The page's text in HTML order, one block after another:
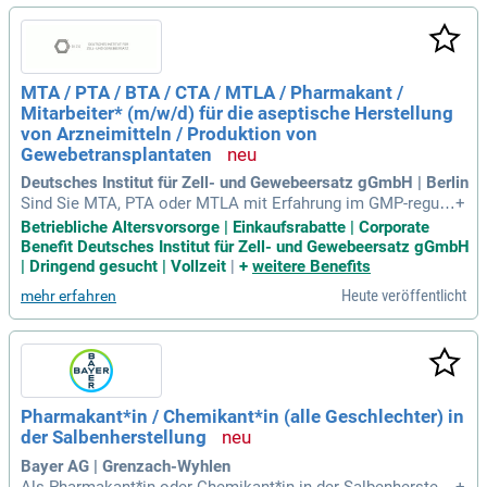
erantwortung in einem engagierten Team, das sich täglich f
ür die Rettung von Leben einsetzt. Während deiner Ausbildu
ng wirst du lernen, pharmazeutische Arzneimittel nach höch
sten Qualitätsstandards herzustellen. Du wirst Produktionsp
rozesse steuern, Hygienestandards überwachen und technis
che Störungen analysieren. Werde Teil unserer Mission und
erlebe eine erfüllende Karriere in der Pharmaindustrie!
MTA / PTA / BTA / CTA / MTLA / Pharmakant /
Mitarbeiter* (m/w/d) für die aseptische Herstellung
von Arzneimitteln / Produktion von
Gewebetransplantaten
Deutsches Institut für Zell- und Gewebeersatz gGmbH | Berlin
Sind Sie MTA, PTA oder MTLA mit Erfahrung im GMP-reguli
erten Bereich? Wir suchen engagierte Mitarbeiter für die Leb
ensmittel-, Kosmetik- oder Arzneimittelherstellung. Bei uns
profitieren Sie von attraktiven Zusatzleistungen wie Jahress
hrliche Gehaltserhöhung, abhängig vom wirtschaftlichen Erf
olg. Genießen Sie flexible Arbeitszeiten ohne Wochenend- o
der Schichtarbeit sowie Zuschüsse zur Altersvorsorge und z
um BVG-Ticket. Bei uns steht Teamarbeit und Zuverlässigke
it an erster Stelle – bewerben Sie sich jetzt!
+
Betriebliche Altersvorsorge | Einkaufsrabatte | Corporate
Benefit Deutsches Institut für Zell- und Gewebeersatz gGmbH
| Dringend gesucht | Vollzeit
+ weitere Benefits
mehr erfahren Heute veröffentlicht
Pharmakant*in / Chemikant*in (alle Geschlechter) in
der Salbenherstellung
Bayer AG | Grenzach-Wyhlen